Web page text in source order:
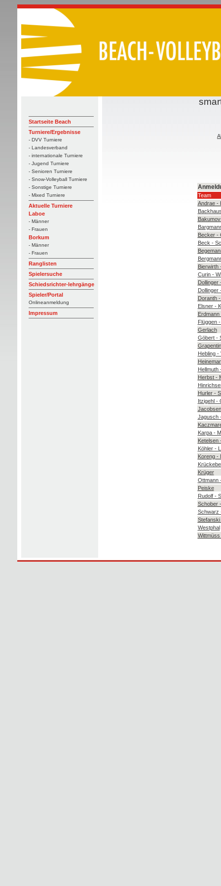
Startseite Beach
Turniere/Ergebnisse
- DVV Turniere
- Landesverband
- internationale Turniere
- Jugend Turniere
- Senioren Turniere
- Snow-Volleyball Turniere
- Sonstige Turniere
- Mixed Turniere
Aktuelle Turniere
Laboe
- Männer
- Frauen
Borkum
- Männer
- Frauen
Ranglisten
Spielersuche
Schiedsrichter-lehrgänge
Spieler/Portal
Onlineanmeldung
Impressum
Team
Andrae -
Becker -
Beck -
Bierwirth
Curin -
Dollinger
Dollinger
Doranth
Elsner -
Flüggen
Gerlach
Göbert -
Hebling -
Hellmuth
Herbst -
Hurler -
Itzigehl -
Jacobsen
Jagusch
Karpa -
Ketelsen
Köhler -
Koreng -
Krüger
Ottmann
Peiske
Rudolf -
Schober
Schwarz
Stefanski
Westphal